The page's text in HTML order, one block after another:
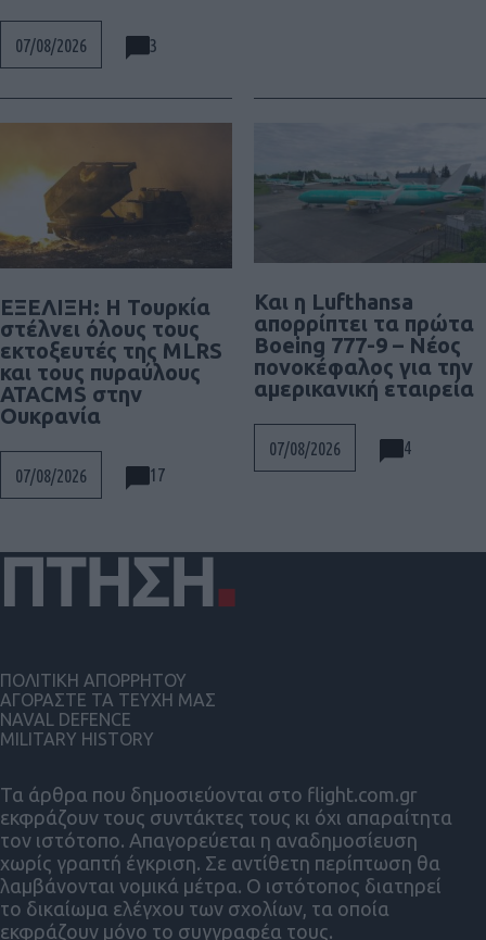
07/08/2026 3
ΕΞΕΛΙΞΗ: H Τουρκία
στέλνει όλους τους
εκτοξευτές της MLRS
και τους πυραύλους
ATACMS στην
Ουκρανία
07/08/2026 17
Και η Lufthansa
απορρίπτει τα πρώτα
Boeing 777-9 – Νέος
πονοκέφαλος για την
αμερικανική εταιρεία
07/08/2026 4
Τα άρθρα που δημοσιεύονται στο flight.com.gr
εκφράζουν τους συντάκτες τους κι όχι απαραίτητα
τον ιστότοπο. Απαγορεύεται η αναδημοσίευση
χωρίς γραπτή έγκριση. Σε αντίθετη περίπτωση θα
λαμβάνονται νομικά μέτρα. Ο ιστότοπος διατηρεί
το δικαίωμα ελέγχου των σχολίων, τα οποία
εκφράζουν μόνο το συγγραφέα τους.
ΠΟΛΙΤΙΚΗ ΑΠΟΡΡΗΤΟΥ
ΑΓΟΡΑΣΤΕ ΤΑ ΤΕΥΧΗ ΜΑΣ
NAVAL DEFENCE
MILITARY HISTORY